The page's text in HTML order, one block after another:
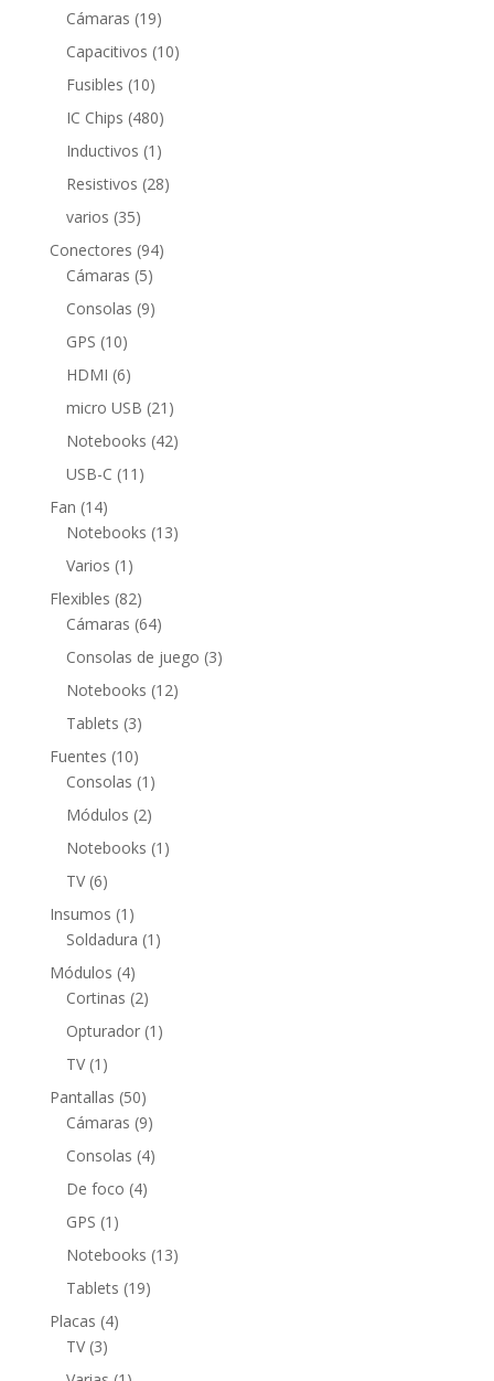
Cámaras 1919
productos
Capacitivos 1010
Fusibles 1010
productos
IC Chips 480480
productos
Inductivos 1 1
producto
Resistivos 2828
varios 3535
productos
Conectores 9494
Cámaras 55
productos
Consolas 99
GPS 1010
productos
HDMI 66
productos
micro USB 21 21
productos
Notebooks 4242
USB-C 11 11
Fan 1414
productos
Notebooks 1313
Varios 1 1
producto
Flexibles 8282
productos
Cámaras 6464
productos
Consolas de juego 33
Notebooks 1212
Tablets 33
productos
Fuentes 1010
productos
Consolas 1 1
producto
Módulos 22
productos
Notebooks 1 1
TV 66
productos
Insumos 1 1
producto
Soldadura 1 1
Módulos 44
productos
Cortinas 22
productos
Opturador 1 1
TV 1 1
producto
Pantallas 5050
productos
Cámaras 99
productos
Consolas 44
De foco 44
GPS 1 1
producto
Notebooks 1313
Tablets 1919
Placas 44
TV 33
productos